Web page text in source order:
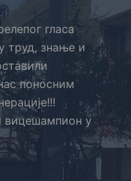
гласа
труд, знање и
поносним
вицешампион у